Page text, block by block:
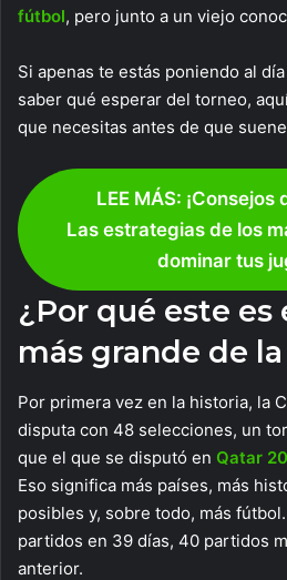
fútbol, pero junto a un viejo
Si apenas te estás poniendo al
saber qué esperar del torneo,
que necesitas antes de que
LEE MÁS: ¡Consejos
Las estrategias de los
dominar tus
¿Por qué este es
más grande de
Por primera vez en la historia, la
disputa con 48 selecciones, un
que el que se disputó en Qatar
Eso significa más países, más
posibles y, sobre todo, más
partidos en 39 días, 40 partidos
anterior.